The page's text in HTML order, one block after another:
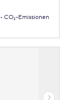
CO₂-Emissionen